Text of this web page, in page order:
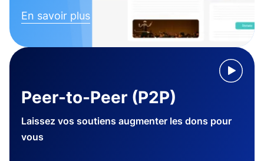
En savoir plus
Peer-to-Peer (P2P)
Laissez vos soutiens augmenter les dons pour
vous